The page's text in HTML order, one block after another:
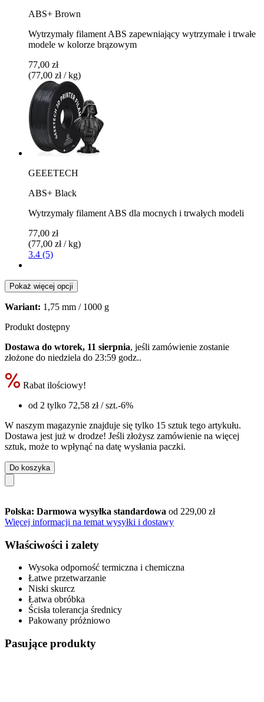
ABS+ Brown
Wytrzymały filament ABS zapewniający wytrzymałe i trwałe
modele w kolorze brązowym
77,00 zł
(77,00 zł / kg)
GEEETECH
ABS+ Black
Wytrzymały filament ABS dla mocnych i trwałych modeli
77,00 zł
(77,00 zł / kg)
3.4 (5)
Pokaż więcej opcji
Wariant: 1,75 mm / 1000 g
Produkt dostępny
Dostawa do wtorek, 11 sierpnia, jeśli zamówienie zostanie
złożone do niedziela do 23:59 godz..
Rabat ilościowy!
od 2 tylko 72,58 zł/ szt.-6%
W naszym magazynie znajduje się tylko 15 sztuk tego artykułu.
Dostawa jest już w drodze! Jeśli złożysz zamówienie na więcej
sztuk, może to wpłynąć na datę wysłania paczki.
Do koszyka
Polska: Darmowa wysyłka standardowa od 229,00 zł
Więcej informacji na temat wysyłki i dostawy
Właściwości i zalety
Wysoka odporność termiczna i chemiczna
Łatwe przetwarzanie
Niski skurcz
Łatwa obróbka
Ścisła tolerancja średnicy
Pakowany próżniowo
Pasujące produkty